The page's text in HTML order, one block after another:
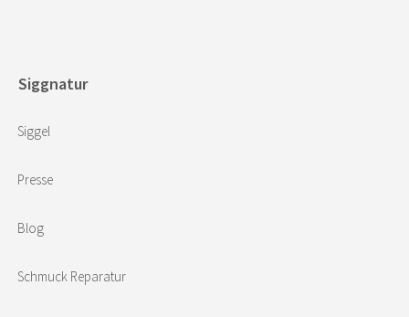
Siggnatur
Siggel
Presse
Blog
Schmuck Reparatur